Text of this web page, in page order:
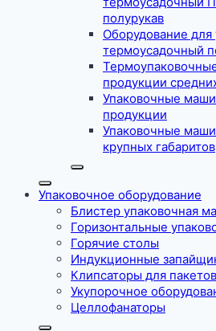
полурукав
Оборудование для
термоусадочный
продукции
Упаковочные
продукции
Упаковочные
крупных габаритов
Упаковочное оборудование
Блистер упаковочная
Горизонтальные
Горячие столы
Индукционные
Клипсаторы для пакетов
Укупорочное
Целлофанаторы